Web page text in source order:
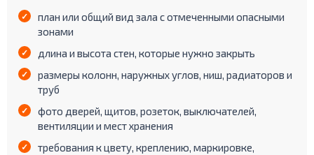
план или общий вид зала с отмеченными опасными
зонами
длина и высота стен, которые нужно закрыть
размеры колонн, наружных углов, ниш, радиаторов и
труб
фото дверей, щитов, розеток, выключателей,
вентиляции и мест хранения
требования к цвету, креплению, маркировке,